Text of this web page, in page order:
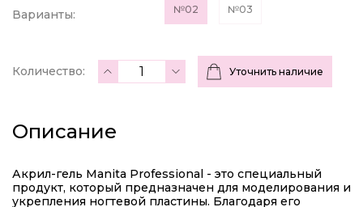
Варианты: №02 №03
Количество: Уточнить наличие
Описание
Акрил-гель Manita Professional - это специальный
продукт, который предназначен для моделирования и
укрепления ногтевой пластины. Благодаря его